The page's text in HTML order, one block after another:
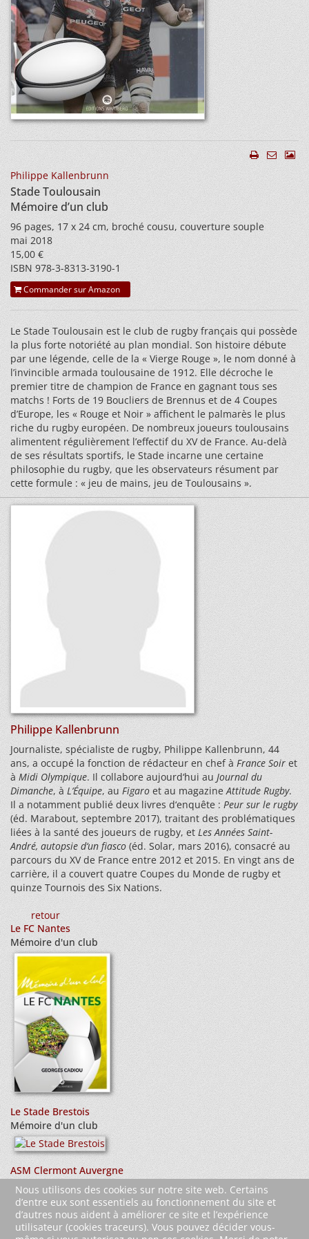
Philippe Kallenbrunn
Stade Toulousain
Mémoire d’un club
96 pages, 17 x 24 cm, broché cousu, couverture souple
mai 2018
15,00 €
ISBN 978-3-8313-3190-1
Commander sur Amazon
Le Stade Toulousain est le club de rugby français qui possède
la plus forte notoriété au plan mondial. Son histoire débute
par une légende, celle de la « Vierge Rouge », le nom donné à
l’invincible armada toulousaine de 1912. Elle décroche le
premier titre de champion de France en gagnant tous ses
matchs ! Forts de 19 Boucliers de Brennus et de 4 Coupes
d’Europe, les « Rouge et Noir » affichent le palmarès le plus
riche du rugby européen. De nombreux joueurs toulousains
alimentent régulièrement l’effectif du XV de France. Au-delà
de ses résultats sportifs, le Stade incarne une certaine
philosophie du rugby, que les observateurs résument par
cette formule : « jeu de mains, jeu de Toulousains ».
Philippe Kallenbrunn
Journaliste, spécialiste de rugby, Philippe Kallenbrunn, 44
ans, a occupé la fonction de rédacteur en chef à France Soir et
à Midi Olympique. Il collabore aujourd‘hui au Journal du
Dimanche, à L‘Équipe, au Figaro et au magazine Attitude Rugby.
Il a notamment publié deux livres d‘enquête : Peur sur le rugby
(éd. Marabout, septembre 2017), traitant des problématiques
liées à la santé des joueurs de rugby, et Les Années Saint-
André, autopsie d‘un fiasco (éd. Solar, mars 2016), consacré au
parcours du XV de France entre 2012 et 2015. En vingt ans de
carrière, il a couvert quatre Coupes du Monde de rugby et
quinze Tournois des Six Nations.
retour
Le FC Nantes
Mémoire d'un club
Le Stade Brestois
Mémoire d'un club
ASM Clermont Auvergne
Mémoire d’un club
Nous utilisons des cookies sur notre site web. Certains
d’entre eux sont essentiels au fonctionnement du site et
d’autres nous aident à améliorer ce site et l’expérience
utilisateur (cookies traceurs). Vous pouvez décider vous-